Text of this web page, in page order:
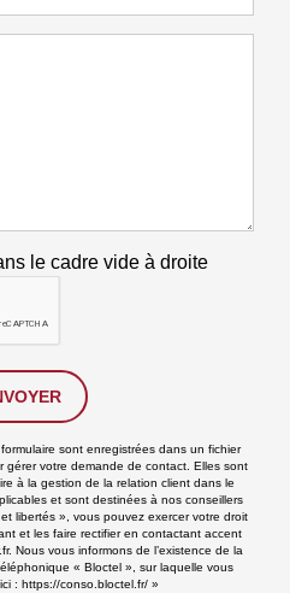
le cadre vide à droite
sont enregistrées dans un fichier
gérer votre demande de contact. Elles sont
à la gestion de la relation client dans le
et sont destinées à nos conseillers
libertés », vous pouvez exercer votre droit
et les faire rectifier en contactant accent
Nous vous informons de l’existence de la
« Bloctel », sur laquelle vous
: https://conso.bloctel.fr/»